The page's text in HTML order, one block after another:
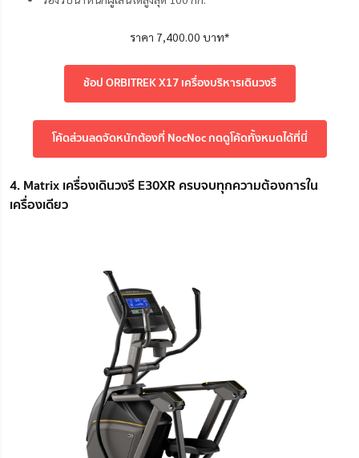
ราคา 7,400.00 บาท*
ช้อป ORBITREK X17 เครื่องบริหารเดินวงรี
โค้ดส่วนลดจัดหนักต้องที่ NocNoc กดดูโค้ดทั้งหมดได้ที่นี่
4. Matrix เครื่องเดินวงรี E30XR ครบจบทุกความต้องการใน
เครื่องเดียว